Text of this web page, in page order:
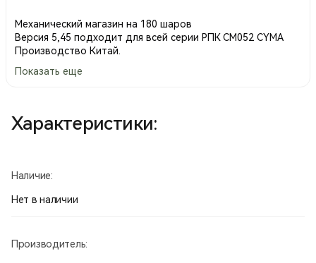
Механический магазин на 180 шаров
Версия 5,45 подходит для всей серии РПК СМ052 CYMA
Производство Китай.
Показать еще
Характеристики:
Наличие:
Нет в наличии
Производитель: